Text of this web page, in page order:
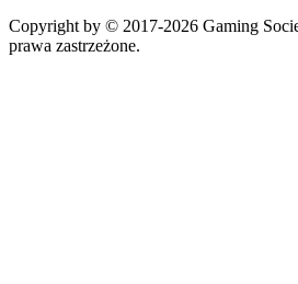
Copyright by © 2017-2026 Gaming
prawa zastrzeżone.